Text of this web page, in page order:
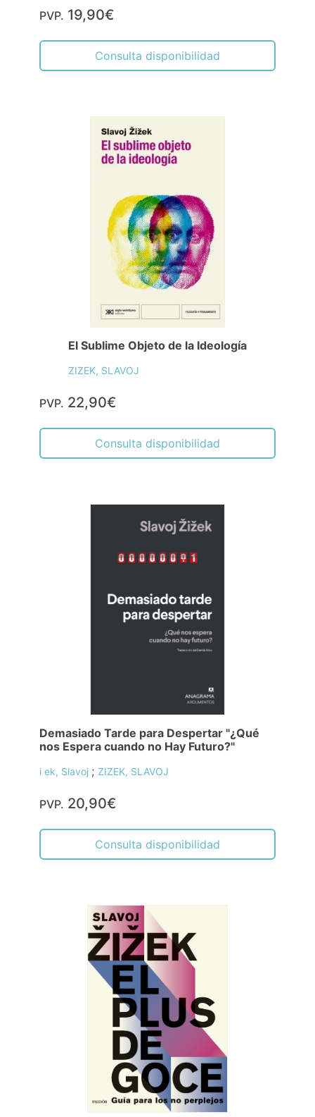
PVP. 19,90€
Consulta disponibilidad
El Sublime Objeto de la Ideología
ZIZEK, SLAVOJ
PVP. 22,90€
Consulta disponibilidad
Demasiado Tarde para Despertar "¿Qué
nos Espera cuando no Hay Futuro?"
i ek, Slavoj ; ZIZEK, SLAVOJ
PVP. 20,90€
Consulta disponibilidad